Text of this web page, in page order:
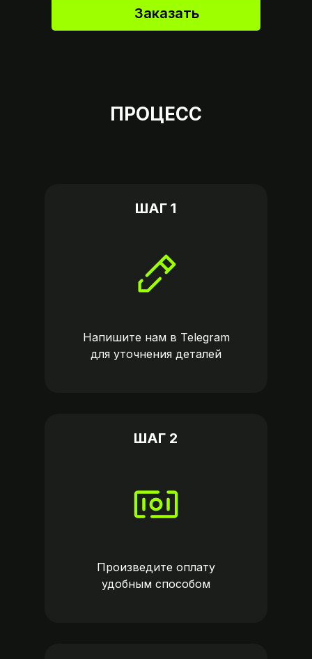
Заказать
ПРОЦЕСС
ШАГ 1
Произведите оплату
удобным способом
Напишите нам в Telegram
для уточнения деталей
ШАГ 2